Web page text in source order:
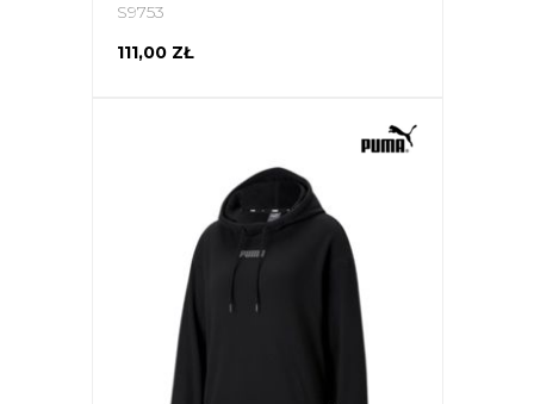
S9753
111,00 ZŁ